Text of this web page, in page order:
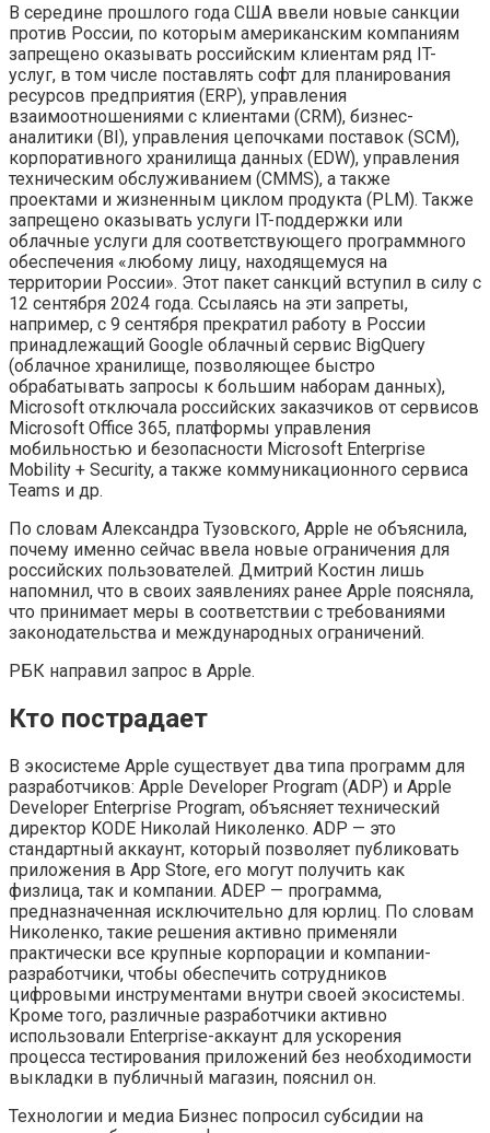
В середине прошлого года США ввели новые санкции
против России, по которым американским компаниям
запрещено оказывать российским клиентам ряд IT-
услуг, в том числе поставлять софт для планирования
ресурсов предприятия (ERP), управления
взаимоотношениями с клиентами (CRM), бизнес-
аналитики (BI), управления цепочками поставок (SCM),
корпоративного хранилища данных (EDW), управления
техническим обслуживанием (CMMS), а также
проектами и жизненным циклом продукта (PLM). Также
запрещено оказывать услуги IT-поддержки или
облачные услуги для соответствующего программного
обеспечения «любому лицу, находящемуся на
территории России». Этот пакет санкций вступил в силу с
12 сентября 2024 года. Ссылаясь на эти запреты,
например, с 9 сентября прекратил работу в России
принадлежащий Google облачный сервис BigQuery
(облачное хранилище, позволяющее быстро
обрабатывать запросы к большим наборам данных),
Microsoft отключала российских заказчиков от сервисов
Microsoft Office 365, платформы управления
мобильностью и безопасности Microsoft Enterprise
Mobility + Security, а также коммуникационного сервиса
Teams и др.
По словам Александра Тузовского, Apple не объяснила,
почему именно сейчас ввела новые ограничения для
российских пользователей. Дмитрий Костин лишь
напомнил, что в своих заявлениях ранее Apple поясняла,
что принимает меры в соответствии с требованиями
законодательства и международных ограничений.
РБК направил запрос в Apple.
Кто пострадает
В экосистеме Apple существует два типа программ для
разработчиков: Apple Developer Program (ADP) и Apple
Developer Enterprise Program, объясняет технический
директор KODE Николай Николенко. ADP — это
стандартный аккаунт, который позволяет публиковать
приложения в App Store, его могут получить как
физлица, так и компании. ADEP — программа,
предназначенная исключительно для юрлиц. По словам
Николенко, такие решения активно применяли
практически все крупные корпорации и компании-
разработчики, чтобы обеспечить сотрудников
цифровыми инструментами внутри своей экосистемы.
Кроме того, различные разработчики активно
использовали Enterprise-аккаунт для ускорения
процесса тестирования приложений без необходимости
выкладки в публичный магазин, пояснил он.
Технологии и медиа Бизнес попросил субсидии на